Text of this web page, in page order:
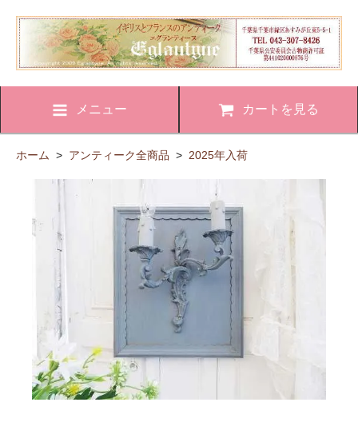
メニュー カートを見る
ホーム > アンティーク全商品 > 2025年入荷